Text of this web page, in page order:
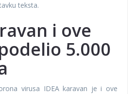
teksta.
i ove
5.000
virusa IDEA karavan je i ove